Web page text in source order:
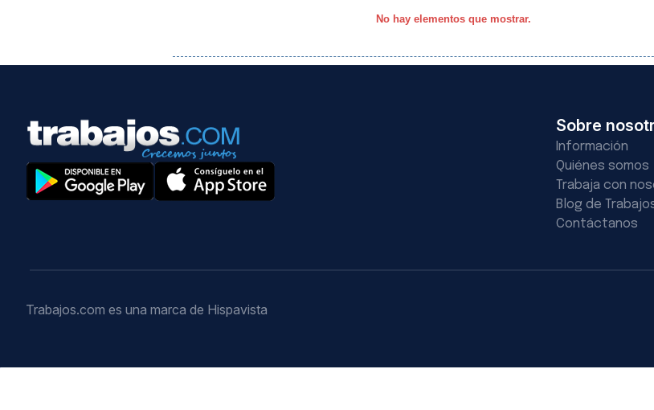
No hay elementos que mostrar.
Sobre
Información
Quiénes somos
Trabaja con
Blog de
Contáctanos
Trabajos.com es una marca de Hispavista